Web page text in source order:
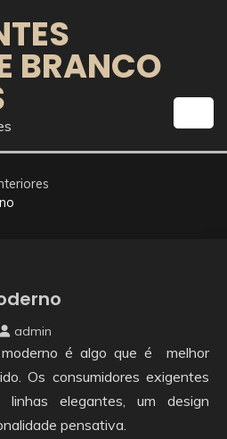
BRANCO
admin
é algo que é melhor
Os consumidores exigentes
linhas elegantes, um design
pensativa.